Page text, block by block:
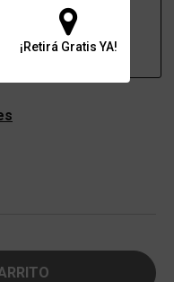
¡Retirá Gratis YA!
talle